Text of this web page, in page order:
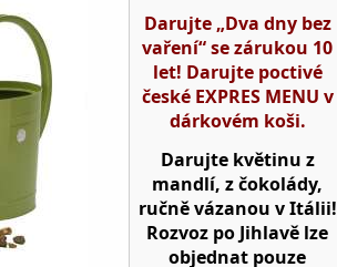
Darujte „Dva dny bez
vaření“ se zárukou 10
let! Darujte poctivé
české EXPRES MENU v
dárkovém koši.
Darujte květinu z
mandlí, z čokolády,
ručně vázanou v Itálii!
Rozvoz po Jihlavě lze
objednat pouze